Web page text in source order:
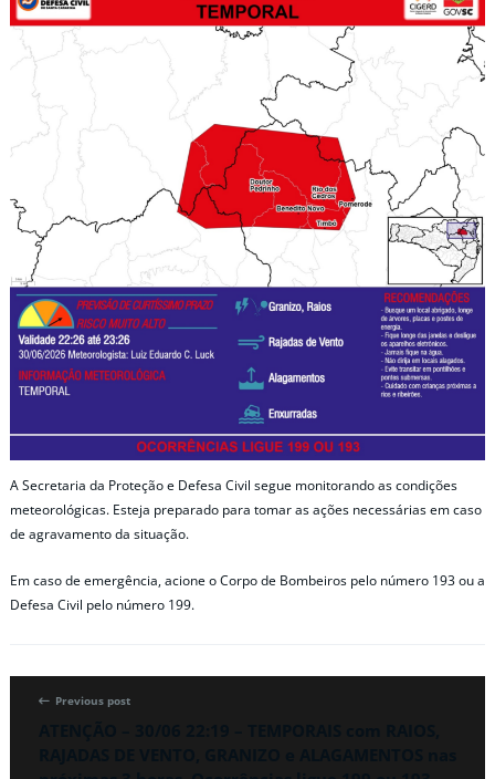
A Secretaria da Proteção e Defesa Civil segue monitorando as condições
meteorológicas. Esteja preparado para tomar as ações necessárias em caso
de agravamento da situação.
Em caso de emergência, acione o Corpo de Bombeiros pelo número 193 ou a
Defesa Civil pelo número 199.
Previous post